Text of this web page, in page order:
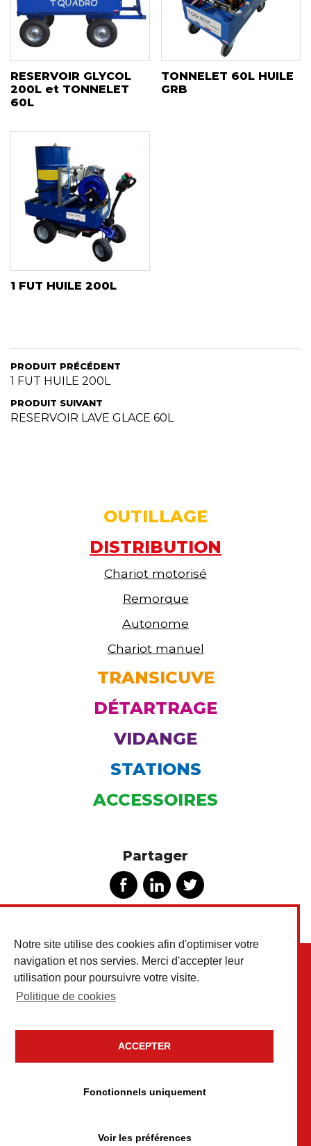
Notre site utilise des cookies afin d'optimiser votre
navigation et nos servies. Merci d'accepter leur
utilisation pour poursuivre votre visite.
Politique de cookies
ACCEPTER
Fonctionnels uniquement
Voir les préférences
OUTILLAGE
DISTRIBUTION
Chariot motorisé
Remorque
Autonome
Chariot manuel
TRANSICUVE
DÉTARTRAGE
VIDANGE
STATIONS
ACCESSOIRES
Partager
RESERVOIR GLYCOL
200L et TONNELET
60L
TONNELET 60L HUILE
GRB
1 FUT HUILE 200L
PRODUIT PRÉCÉDENT
1 FUT HUILE 200L
PRODUIT SUIVANT
RESERVOIR LAVE GLACE 60L
réservés
Politique de cookies